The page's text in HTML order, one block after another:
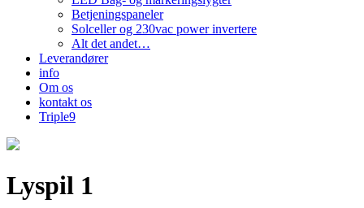
Betjeningspaneler
Solceller og 230vac power invertere
Alt det andet…
Leverandører
info
Om os
kontakt os
Triple9
Lyspil 1